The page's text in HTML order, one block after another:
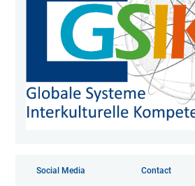
Social Media Contact